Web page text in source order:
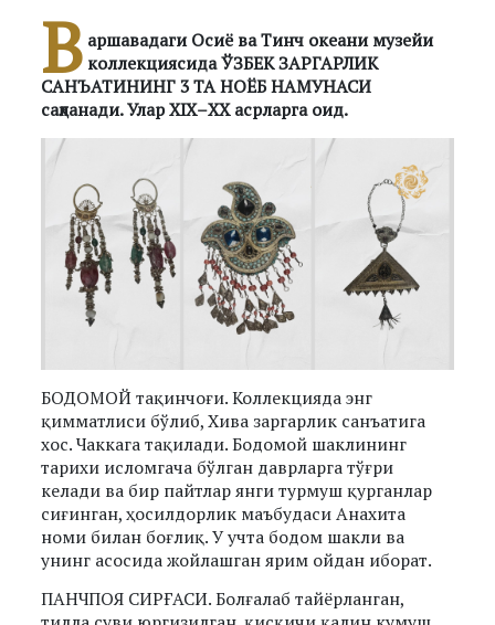
В аршавадаги Осиё ва Тинч океани музейи
коллекциясида ЎЗБEК ЗАРГАРЛИК
САНЪАТИНИНГ 3 ТА НОЁБ НАМУНАСИ
сақланади. Улар ХIХ–ХХ асрларга оид.
БОДОМОЙ тақинчоғи. Коллекцияда энг
қимматлиси бўлиб, Хива заргарлик санъатига
хос. Чаккага тақилади. Бодомой шаклининг
тарихи исломгача бўлган даврларга тўғри
келади ва бир пайтлар янги турмуш қурганлар
сиғинган, ҳосилдорлик маъбудаси Анахита
номи билан боғлиқ. У учта бодом шакли ва
унинг асосида жойлашган ярим ойдан иборат.
ПАНЧПОЯ СИРҒАСИ. Болғалаб тайёрланган,